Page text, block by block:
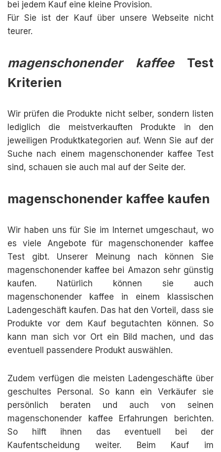
bei jedem Kauf eine kleine Provision.
Für Sie ist der Kauf über unsere Webseite nicht
teurer.
magenschonender kaffeeTest
Kriterien
Wir prüfen die Produkte nicht selber, sondern listen
lediglich die meistverkauften Produkte in den
jeweiligen Produktkategorien auf. Wenn Sie auf der
Suche nach einem magenschonender kaffee Test
sind, schauen sie auch mal auf der Seite der.
magenschonender kaffee kaufen
Wir haben uns für Sie im Internet umgeschaut, wo
es viele Angebote für magenschonender kaffee
Test gibt. Unserer Meinung nach können Sie
magenschonender kaffee bei Amazon sehr günstig
kaufen. Natürlich können sie auch
magenschonender kaffee in einem klassischen
Ladengeschäft kaufen. Das hat den Vorteil, dass sie
Produkte vor dem Kauf begutachten können. So
kann man sich vor Ort ein Bild machen, und das
eventuell passendere Produkt auswählen.
Zudem verfügen die meisten Ladengeschäfte über
geschultes Personal. So kann ein Verkäufer sie
persönlich beraten und auch von seinen
magenschonender kaffee Erfahrungen berichten.
So hilft ihnen das eventuell bei der
Kaufentscheidung weiter. Beim Kauf im